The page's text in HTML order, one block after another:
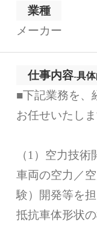
業種
メーカー
仕事内容-具
■下記業務を、
お任せいたしま
（1）空力技術
車両の空力／
験）開発等を
抵抗車体形状